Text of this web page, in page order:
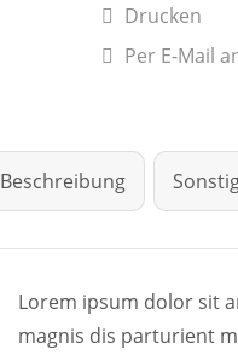
Drucken
Per E-Mail
Beschreibung
Lorem ipsum dolor sit
magnis dis parturient